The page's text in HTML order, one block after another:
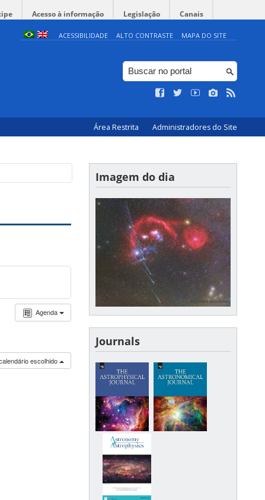
Acesso à informação Legislação Canais
ACESSIBILIDADE ALTO CONTRASTE MAPA DO SITE
Área Restrita Administradores do Site
Agenda
escolhido
Imagem do dia
Journals